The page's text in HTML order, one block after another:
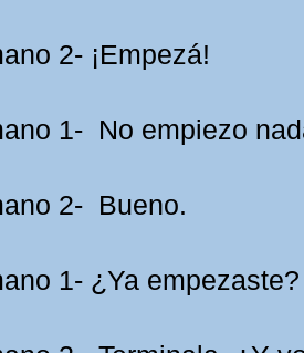
2- ¡Empezá!
1- No empiezo
2- Bueno.
1- ¿Ya empezaste?